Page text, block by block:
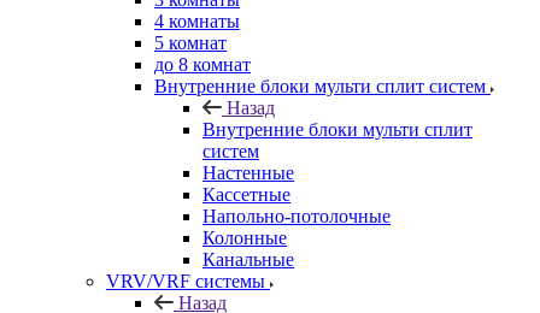
4 комнаты
5 комнат
до 8 комнат
Внутренние блоки мульти сплит систем
Назад
Внутренние блоки мульти сплит
систем
Настенные
Кассетные
Напольно-потолочные
Колонные
Канальные
VRV/VRF системы
Назад